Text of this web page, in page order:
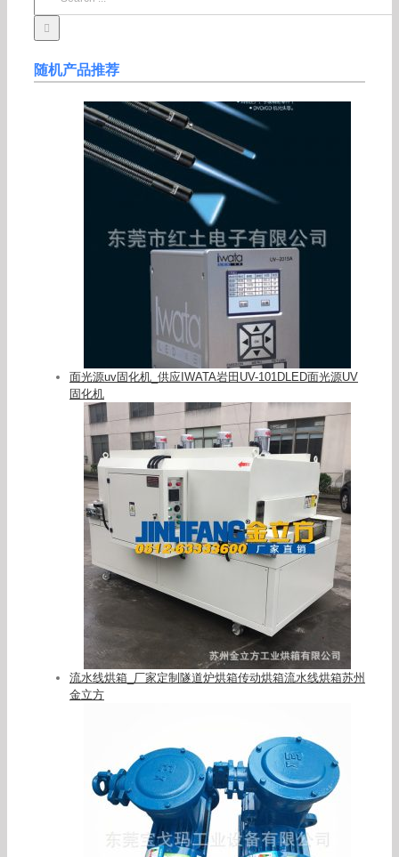
随机产品推荐
面光源uv固化机_供应IWATA岩田UV-101DLED面光源UV
固化机
流水线烘箱_厂家定制隧道炉烘箱传动烘箱流水线烘箱苏州
金立方